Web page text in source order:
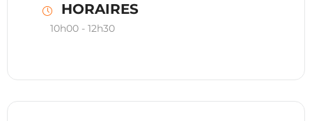
HORAIRES
10h00 - 12h30